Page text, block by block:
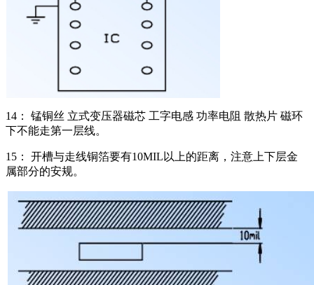
14： 锰铜丝 立式变压器磁芯 工字电感 功率电阻 散热片 磁环
下不能走第一层线。
15： 开槽与走线铜箔要有10MIL以上的距离，注意上下层金
属部分的安规。